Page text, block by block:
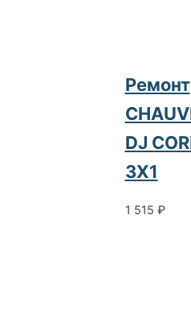
Ремонт
DJ
3X1
1 515 ₽